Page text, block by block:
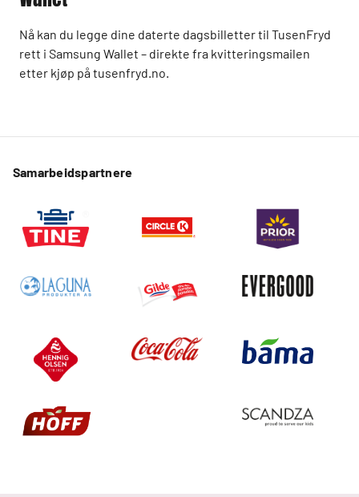
Nå kan du legge dine daterte dagsbilletter til TusenFryd
rett i Samsung Wallet – direkte fra kvitteringsmailen
etter kjøp på tusenfryd.no.
Samarbeidspartnere